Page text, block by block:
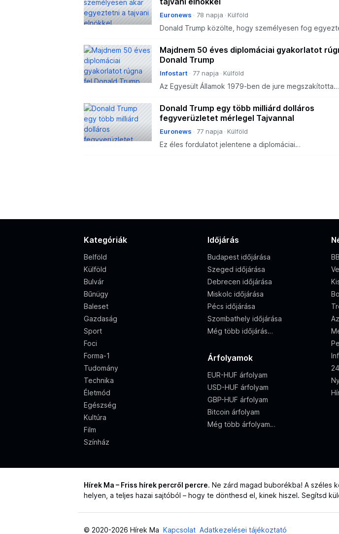
Euronews 78 napja Külföld
Donald Trump közölte, hogy személyesen fog
csúcson a kínai elnök arra figyelmeztette Donald T
Majdnem 50 éves diplomáciai gyakorlatot
Donald Trump
Infostart 77 napja Külföld
Az Egyesült Államok 1979-ben de jure megszakította
találkozhat az amerikai és a tajvani elnök.
Donald Trump egy több milliárd dolláros
fegyverüzletet mérlegel Tajvannal
Euronews 77 napja Külföld
Ez éles fordulatot jelentene a diplomáciai
Kategóriák
Belföld
Külföld
Bulvár
Bűnügy
Baleset
Gazdaság
Sport
Foci
Forma-1
Tudomány
Technika
Életmód
Egészség
Kultúra
Film
Színház
Időjárás
Budapest időjárása
Szeged időjárása
Debrecen időjárása
Miskolc időjárása
Pécs időjárása
Szombathely időjárása
Még több időjárás…
Árfolyamok
EUR-HUF árfolyam
USD-HUF árfolyam
GBP-HUF árfolyam
Bitcoin árfolyam
Még több árfolyam…
Hírek Ma – Friss hírek percről percre. Ne zárd magad buborékba! A széles
helyen, a teljes hazai sajtóból – hogy te dönthesd el, kinek hiszel. Segítsd
© 2020-2026 Hírek Ma Kapcsolat Adatkezelései tájékoztató